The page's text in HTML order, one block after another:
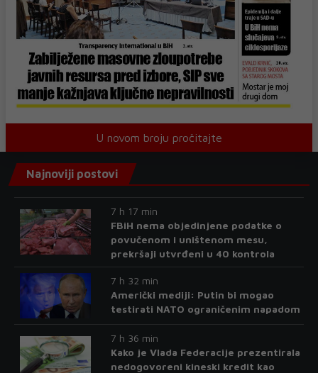
U novom broju pročitajte
Najnoviji postovi
7 h 17 min
FBiH nema objedinjene podatke o
povučenom i uništenom mesu,
prekršaji utvrđeni u 40 kontrola
7 h 32 min
Američki mediji: Putin bi mogao
testirati NATO ograničenim napadom
7 h 36 min
Kako je Vlada Federacije prezentirala
nedogovoreni kineski kredit kao